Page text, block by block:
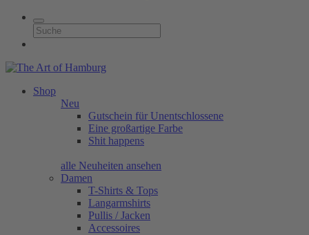
Shop
Neu
Gutschein für Unentschlossene
Eine großartige Farbe
Shit happens
alle Neuheiten ansehen
Damen
T-Shirts & Tops
Langarmshirts
Pullis / Jacken
Accessoires